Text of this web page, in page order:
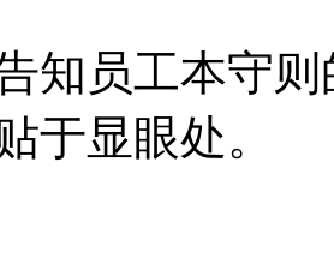
知员工本守
于显眼处。